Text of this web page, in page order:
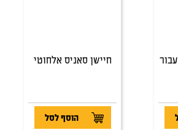
חיישן סאניס אלחוטי
הוסף לסל